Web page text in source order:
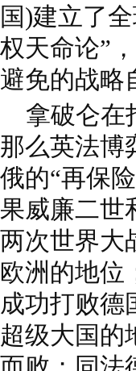
国)建立了
权天命论”
避免的战略
拿破仑在
那么英法博
俄的“再保
果威廉二世
两次世界大
欧洲的地位
成功打败德
超级大国的